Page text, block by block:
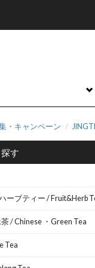
・キャンペーン
す
ーブティー / Fruit&Herb
/ Chinese ・Green Tea
Tea